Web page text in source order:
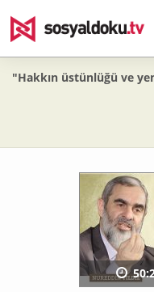
"Hakkın üstünlüğü ve